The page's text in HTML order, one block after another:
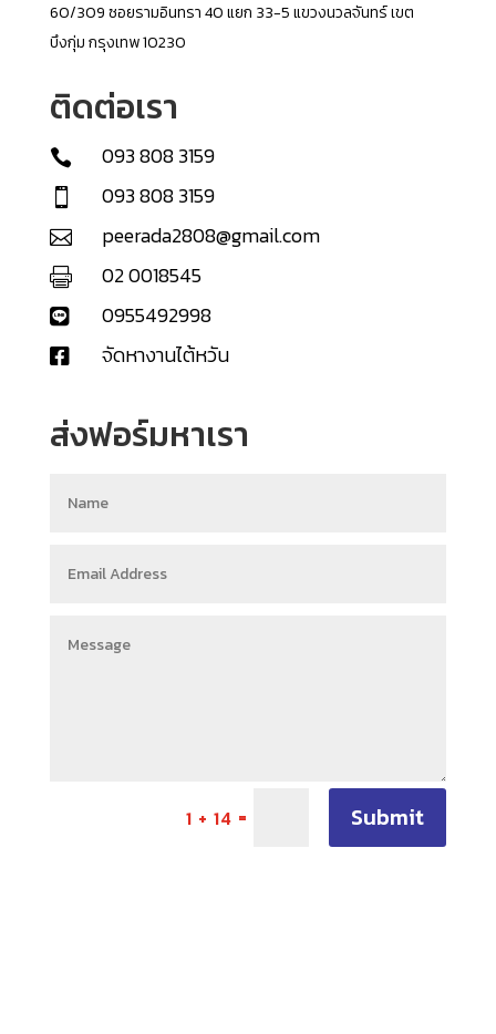
60/309 ซอยรามอินทรา 40 แยก 33-5 แขวงนวลจันทร์ เขต
บึงกุ่ม กรุงเทพ 10230
ติดต่อเรา
 093 808 3159
 093 808 3159
 peerada2808@gmail.com
 02 0018545
 0955492998
 จัดหางานไต้หวัน
ส่งฟอร์มหาเรา
1 + 14 = Submit